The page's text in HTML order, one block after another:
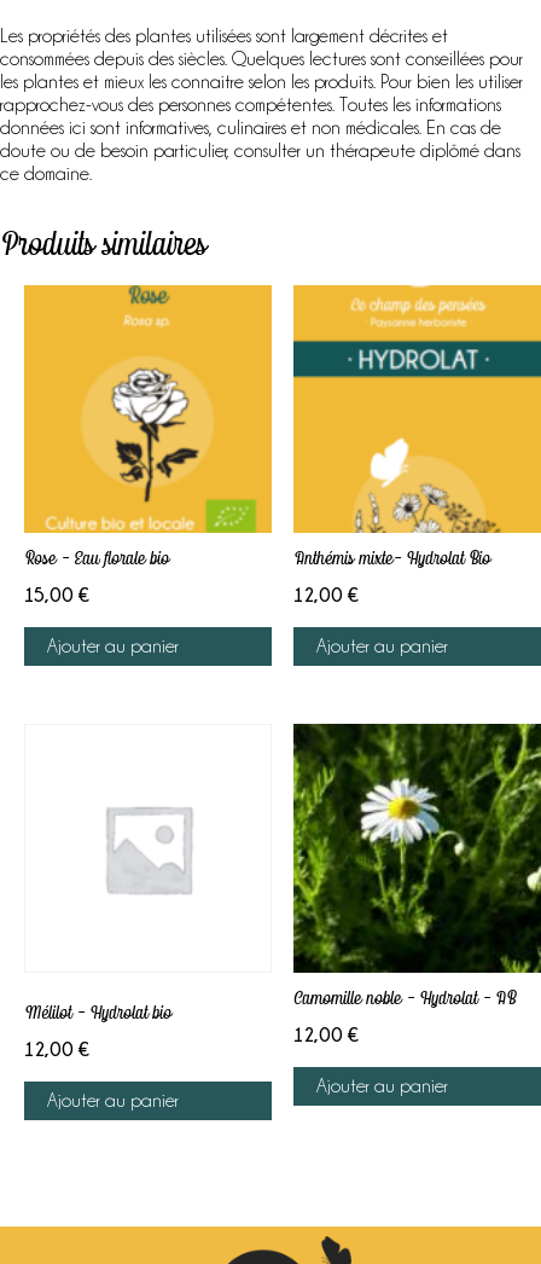
Les propriétés des plantes utilisées sont largement décrites et
consommées depuis des siècles. Quelques lectures sont conseillées pour
les plantes et mieux les connaitre selon les produits. Pour bien les utiliser
rapprochez-vous des personnes compétentes. Toutes les informations
données ici sont informatives, culinaires et non médicales. En cas de
doute ou de besoin particulier, consulter un thérapeute diplômé dans
ce domaine.
Produits similaires
Rose – Eau florale bio
15,00 €
Ajouter au panier
Anthémis mixte- Hydrolat Bio
12,00 €
Ajouter au panier
Mélilot – Hydrolat bio
12,00 €
Ajouter au panier
Camomille noble – Hydrolat – AB
12,00 €
Ajouter au panier